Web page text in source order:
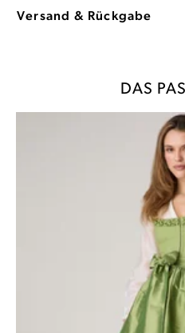
Versand & Rückgabe
DAS